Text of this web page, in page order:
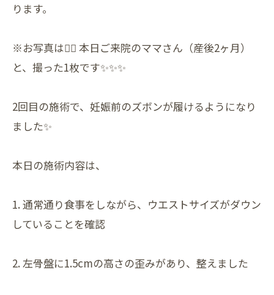
ります。
※お写真は💆‍♀️ 本日ご来院のママさん（産後2ヶ月）
と、撮った1枚です✨✨✨
2回目の施術で、妊娠前のズボンが履けるようになり
ました✨
本日の施術内容は、
1. 通常通り食事をしながら、ウエストサイズがダウン
していることを確認
2. 左骨盤に1.5cmの高さの歪みがあり、整えました